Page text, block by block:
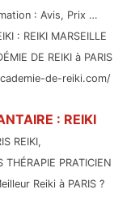
: Avis, Prix …
: REIKI MARSEILLE
DE REIKI à PARIS
de-reiki.com/
: REIKI
REIKI,
THÉRAPIE PRATICIEN
Reiki à PARIS ?